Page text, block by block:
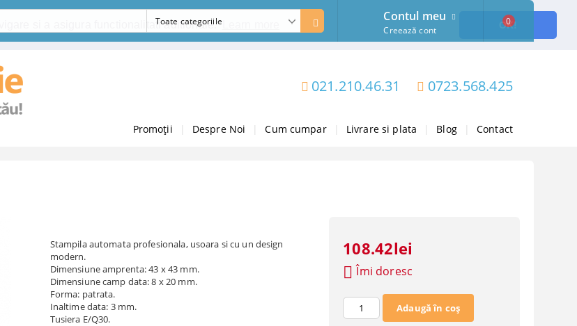
si a asigura functionalitati aditionale. OK!
021.210.46.31 0723.568.425
Promoții Despre Noi Cum cumpar Livrare si plata Blog Contact
Contul meu
Creează cont
0
Stampila automata profesionala, usoara si cu un design
modern.
Dimensiune amprenta: 43 x 43 mm.
Dimensiune camp data: 8 x 20 mm.
Forma: patrata.
Inaltime data: 3 mm.
Tusiera E/Q30.
108.42lei
Îmi doresc